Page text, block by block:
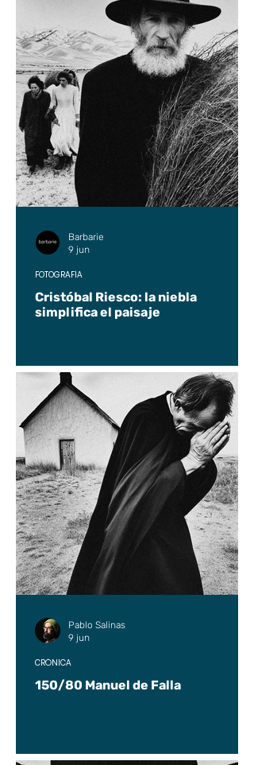
Cristóbal Riesco: la niebla
simplifica el paisaje
FOTOGRAFÍA
Barbarie
9 jun
150/80 Manuel de Falla
CRÓNICA
Pablo Salinas
9 jun